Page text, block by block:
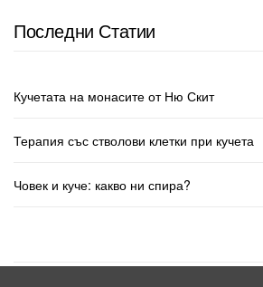
Последни Статии
Кучетата на монасите от Ню Скит
Терапия със стволови клетки при кучета
Човек и куче: какво ни спира?